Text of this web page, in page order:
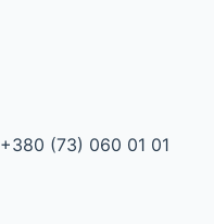
+380 (73) 060 01 01